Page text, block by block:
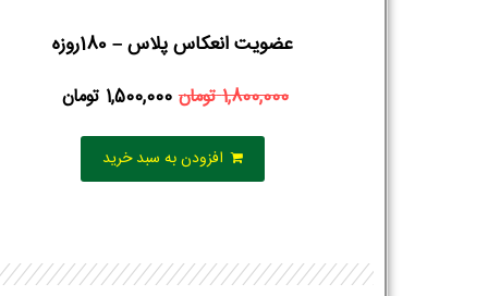
عضویت انعکاس پلاس – 180روزه
1,800,000تومان 1,500,000 تومان
افزودن به سبد خرید